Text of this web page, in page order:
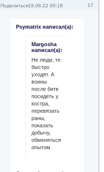
Поделиться 17
19.06.22 00:18
Psymatrix написал(а):
Margosha
написал(а):
Не люди, те
быстро
уходят. А
воины
после битв
посидеть у
костра,
перевязать
раны,
показать
добычу,
обменяться
опытом.